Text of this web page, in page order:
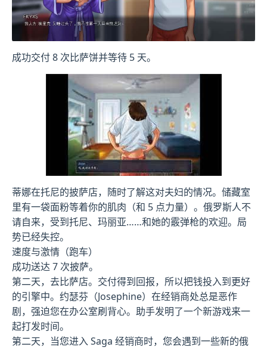
成功交付 8 次比萨饼并等待 5 天。
蒂娜在托尼的披萨店，随时了解这对夫妇的情况。储藏室
里有一袋面粉等着你的肌肉（和 5 点力量）。俄罗斯人不
请自来，受到托尼、玛丽亚……和她的霰弹枪的欢迎。局
势已经失控。
速度与激情（跑车）
成功送达 7 次披萨。
第二天，去比萨店。交付得到回报，所以把钱投入到更好
的引擎中。约瑟芬（Josephine）在经销商处总是恶作
剧，强迫您在办公室刷背心。助手发明了一个新游戏来一
起打发时间。
第二天，当您进入 Saga 经销商时，您会遇到一些新的俄